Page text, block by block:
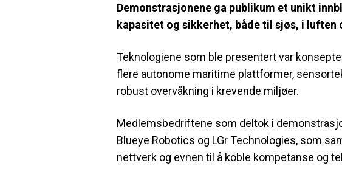
Demonstrasjonene ga publikum et unikt
kapasitet og sikkerhet, både til sjøs, i luften
Teknologiene som ble presentert var
flere autonome maritime plattformer,
robust overvåkning i krevende miljøer.
Medlemsbedriftene som deltok i
Blueye Robotics og LGr Technologies, som
nettverk og evnen til å koble kompetanse og